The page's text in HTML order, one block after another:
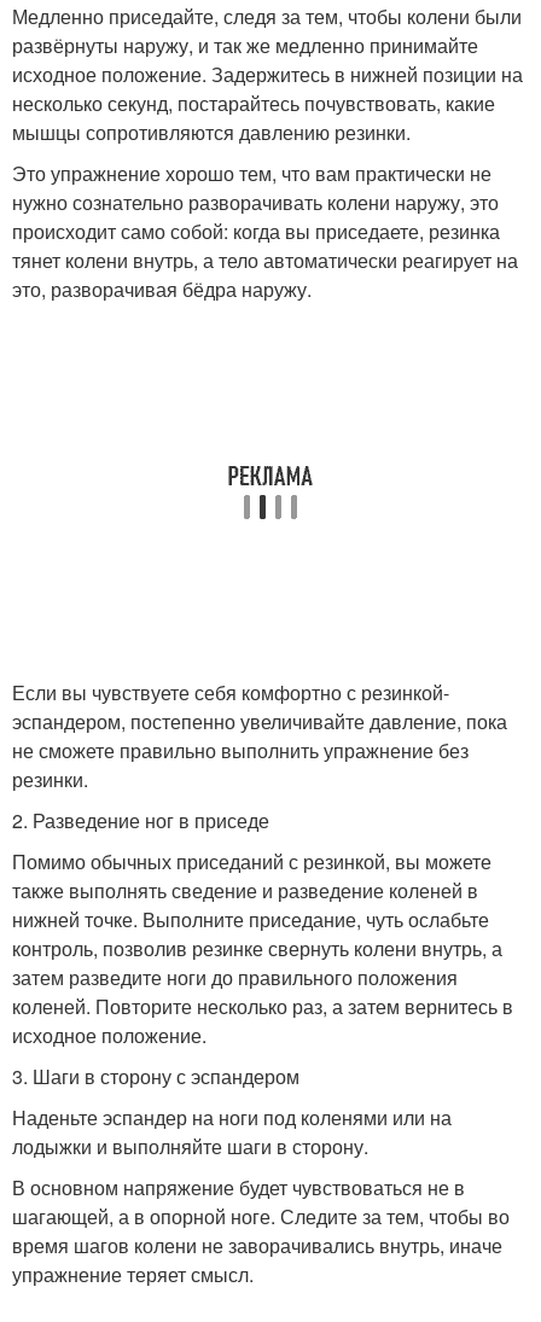
Медленно приседайте, следя за тем, чтобы колени были
развёрнуты наружу, и так же медленно принимайте
исходное положение. Задержитесь в нижней позиции на
несколько секунд, постарайтесь почувствовать, какие
мышцы сопротивляются давлению резинки.
Это упражнение хорошо тем, что вам практически не
нужно сознательно разворачивать колени наружу, это
происходит само собой: когда вы приседаете, резинка
тянет колени внутрь, а тело автоматически реагирует на
это, разворачивая бёдра наружу.
Если вы чувствуете себя комфортно с резинкой-
эспандером, постепенно увеличивайте давление, пока
не сможете правильно выполнить упражнение без
резинки.
2. Разведение ног в приседе
Помимо обычных приседаний с резинкой, вы можете
также выполнять сведение и разведение коленей в
нижней точке. Выполните приседание, чуть ослабьте
контроль, позволив резинке свернуть колени внутрь, а
затем разведите ноги до правильного положения
коленей. Повторите несколько раз, а затем вернитесь в
исходное положение.
3. Шаги в сторону с эспандером
Наденьте эспандер на ноги под коленями или на
лодыжки и выполняйте шаги в сторону.
В основном напряжение будет чувствоваться не в
шагающей, а в опорной ноге. Следите за тем, чтобы во
время шагов колени не заворачивались внутрь, иначе
упражнение теряет смысл.